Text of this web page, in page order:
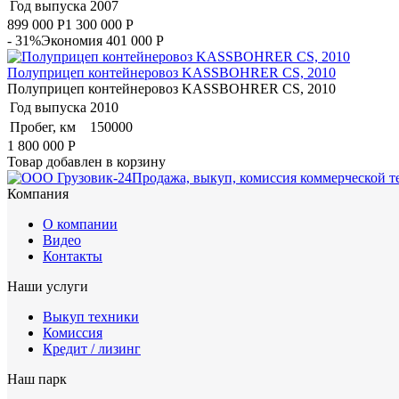
Год выпуска 2007
899 000 Р1 300 000 Р
- 31%Экономия 401 000 Р
Полуприцеп контейнеровоз KASSBOHRER CS, 2010
Полуприцеп контейнеровоз KASSBOHRER CS, 2010
Год выпуска 2010
Пробег, км
150000
1 800 000 Р
Товар добавлен в корзину
Продажа, выкуп, комиссия коммерческой
Компания
О компании
Видео
Контакты
Наши услуги
Выкуп техники
Комиссия
Кредит / лизинг
Наш парк